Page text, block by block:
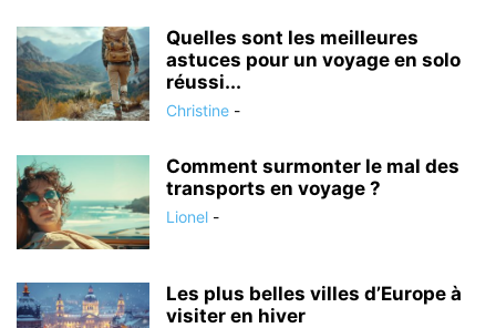
Quelles sont les meilleures
astuces pour un voyage en solo
réussi...
Christine -
Comment surmonter le mal des
transports en voyage ?
Lionel -
Les plus belles villes d’Europe à
visiter en hiver